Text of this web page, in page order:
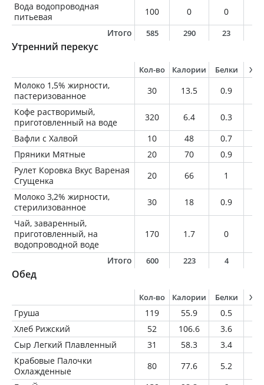
Вода водопроводная
питьевая
100 0 0
Итого
585 290 23
Утренний перекус
Кол-во Калории Белки
Молоко 1,5% жирности,
пастеризованное
30 13.5 0.9
Кофе растворимый,
приготовленный на воде
320 6.4 0.3
Вафли с Халвой
10 48 0.7
Пряники Мятные
20 70 0.9
Рулет Коровка Вкус Вареная
Сгущенка
20 66 1
Молоко 3,2% жирности,
стерилизованное
30 18 0.9
Чай, заваренный,
приготовленный, на
водопроводной воде
170 1.7 0
Итого 600 223 4
Обед
Кол-во Калории Белки
Груша 119 55.9 0.5
Хлеб Рижский
52 106.6 3.6
Сыр Легкий Плавленный
31 58.3 3.4
Крабовые Палочки
Охлажденные
80 77.6 5.2